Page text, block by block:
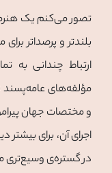
تصور می‌کنم یک
بلندتر و پرصداتر
ارتباط چندانی به
مؤلفه‌های عامه‌پسند
و مختصات جهان
اجرای آن، برای
در گستره‌ی